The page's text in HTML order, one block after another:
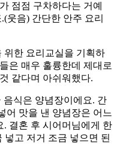
점점 구차하다는 거예
웃음) 간단한 안주 요리
위한 요리교실을 기획하
은 매우 훌륭한데 제대로
같다며 아쉬워했다.
음식은 양념장이에요. 간
어 맛을 낸 양념장은 어느
결혼 후 시어머님에게 한
넣고 저거 조금 넣으면 된